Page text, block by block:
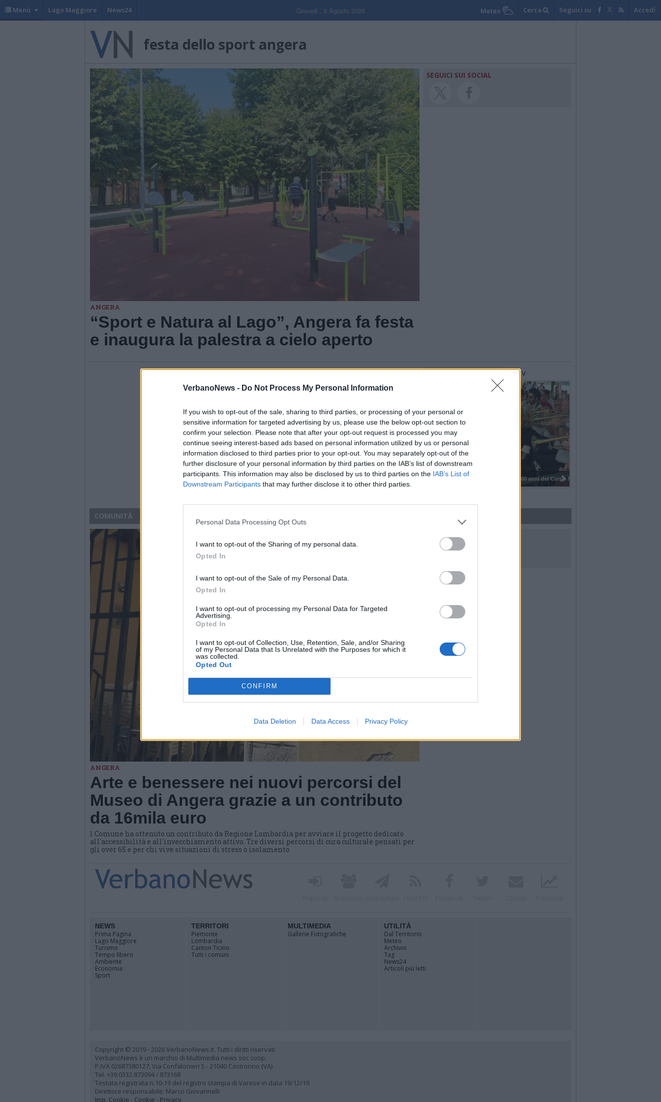
VerbanoNews - Do Not Process My Personal Information
If you wish to opt-out of the sale, sharing to third parties, or processing of your personal or
sensitive information for targeted advertising by us, please use the below opt-out section to
confirm your selection. Please note that after your opt-out request is processed you may
continue seeing interest-based ads based on personal information utilized by us or personal
information disclosed to third parties prior to your opt-out. You may separately opt-out of the
further disclosure of your personal information by third parties on the IAB’s list of downstream
participants. This information may also be disclosed by us to third parties on the IAB’s List of
Downstream Participants that may further disclose it to other third parties.
Personal Data Processing Opt Outs
I want to opt-out of the Sharing of my personal data.
Opted In
I want to opt-out of the Sale of my Personal Data.
Opted In
I want to opt-out of processing my Personal Data for Targeted
Advertising.
Opted In
I want to opt-out of Collection, Use, Retention, Sale, and/or Sharing
of my Personal Data that Is Unrelated with the Purposes for which it
was collected.
Opted Out
CONFIRM
Data Deletion Data Access Privacy Policy
Menù Lago Maggiore News24 Giovedi , 6 Agosto 2026 Meteo Cerca Seguici su Accedi
festa dello sport angera
ANGERA
“Sport e Natura al Lago”, Angera fa festa
e inaugura la palestra a cielo aperto
SEGUICI SUI SOCIAL
WebTV
I 100 anni del Corpo Musicale di
COMUNITÀ
ANGERA
Arte e benessere nei nuovi percorsi del
Museo di Angera grazie a un contributo
da 16mila euro
l Comune ha ottenuto un contributo da Regione Lombardia per avviare il progetto dedicato
all'accessibilità e all'invecchiamento attivo. Tre diversi percorsi di cura culturale pensati per
gli over 65 e per chi vive situazioni di stress o isolamento
SEGUICI SUI SOCIAL
NEWS
Prima Pagina
Lago Maggiore
Turismo
Tempo libero
Ambiente
Economia
Sport
TERRITORI
Piemonte
Lombardia
Canton Ticino
Tutti i comuni
MULTIMEDIA
Gallerie Fotografiche
UTILITÀ
Dal Territorio
Meteo
Archivio
Tag
News24
Articoli più letti
Copyright © 2019 - 2026 VerbanoNews.it. Tutti i diritti riservati
VerbanoNews è un marchio di Multimedia news soc coop.
P.IVA 02687380127, Via Confalonieri 5 - 21040 Castronno (VA)
Tel. +39.0332.873094 / 873168
Testata registrata n.10-19 del registro stampa di Varese in data 19/12/19
Direttore responsabile: Marco Giovannelli
Imp. Cookie - Cookie - Privacy